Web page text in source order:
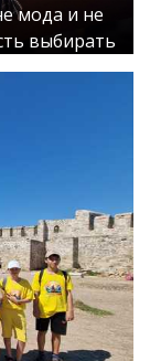
мода и не
выбирать